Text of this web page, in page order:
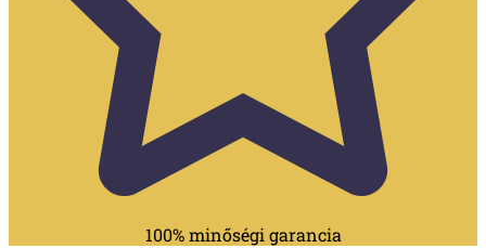
100% minőségi garancia